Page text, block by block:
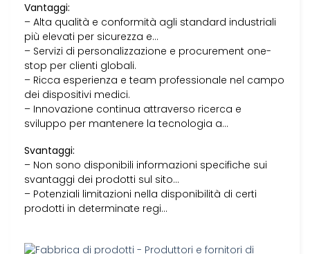
Vantaggi:
– Alta qualità e conformità agli standard industriali
più elevati per sicurezza e…
– Servizi di personalizzazione e procurement one-
stop per clienti globali.
– Ricca esperienza e team professionale nel campo
dei dispositivi medici.
– Innovazione continua attraverso ricerca e
sviluppo per mantenere la tecnologia a…
Svantaggi:
– Non sono disponibili informazioni specifiche sui
svantaggi dei prodotti sul sito…
– Potenziali limitazioni nella disponibilità di certi
prodotti in determinate regi…